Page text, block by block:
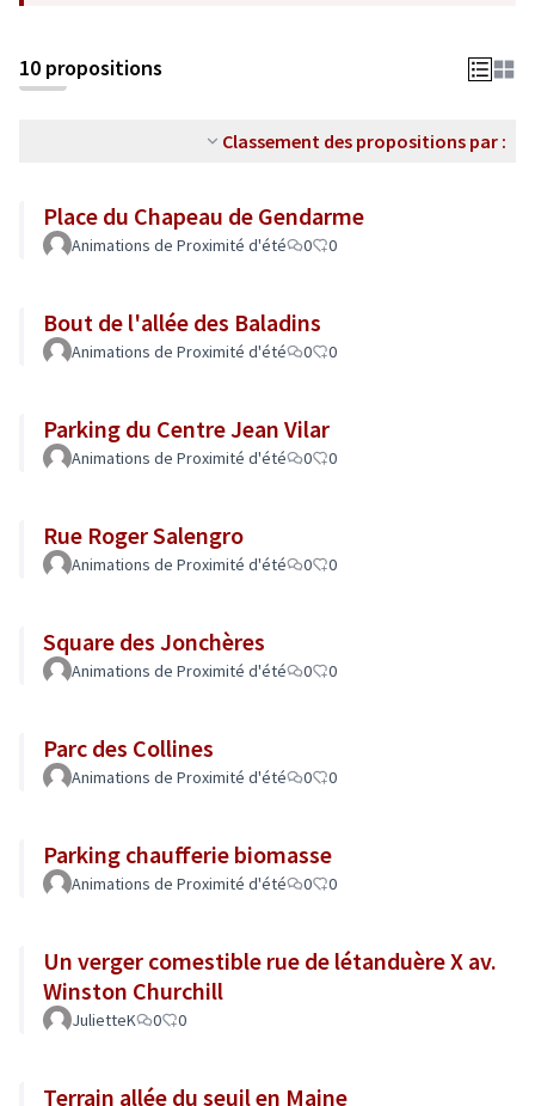
10 propositions
Classement des propositions par :
Place du Chapeau de Gendarme
Animations de Proximité d'été 0 0
Bout de l'allée des Baladins
Animations de Proximité d'été 0 0
Parking du Centre Jean Vilar
Animations de Proximité d'été 0 0
Rue Roger Salengro
Animations de Proximité d'été 0 0
Square des Jonchères
Animations de Proximité d'été 0 0
Parc des Collines
Animations de Proximité d'été 0 0
Parking chaufferie biomasse
Animations de Proximité d'été 0 0
Un verger comestible rue de létanduère X av.
Winston Churchill
JulietteK 0 0
Terrain allée du seuil en Maine